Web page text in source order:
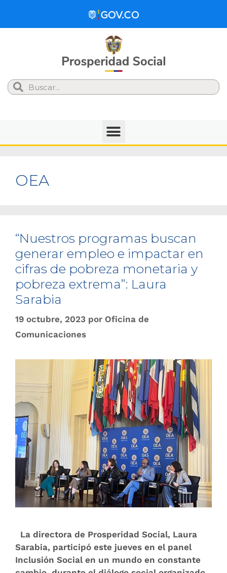
Search
OEA
“Nuestros programas buscan
generar empleo e impactar en
cifras de pobreza monetaria y
pobreza extrema”: Laura
Sarabia
19 octubre, 2023 por Oficina de
Comunicaciones
La directora de Prosperidad Social, Laura
Sarabia, participó este jueves en el panel
Inclusión Social en un mundo en constante